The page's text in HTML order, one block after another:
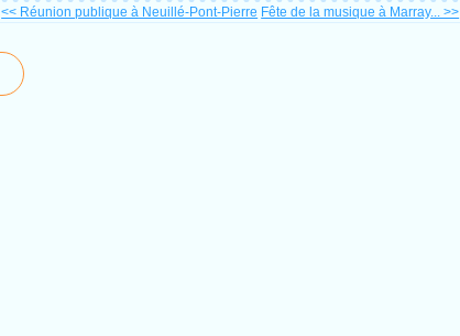
<< Réunion publique à Neuillé-Pont-Pierre Fête de la musique à Marray... >>